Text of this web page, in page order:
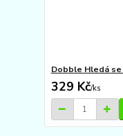
Dobble Hledá
329 Kč/ks